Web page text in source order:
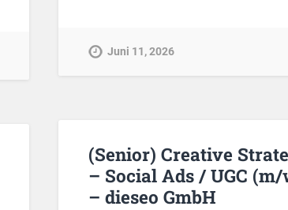
Juni 11, 2026
(Senior) Creative
– Social Ads / UGC
– dieseo GmbH